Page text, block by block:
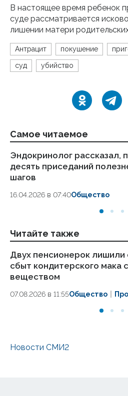
В настоящее время ребенок
суде рассматривается
лишении матери
Антрацит покушение
суд убийство
Самое читаемое
Эндокринолог рассказал,
десять приседаний
шагов
16.04.2026 в 07:40Общество
Читайте также
Двух пенсионерок лишили
сбыт кондитерского мака
веществом
07.08.2026 в 11:55Общество
Новости СМИ2